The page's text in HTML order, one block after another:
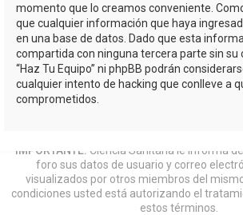
momento que lo creamos conveniente.
que cualquier información que haya
en una base de datos. Dado que esta
compartida con ninguna tercera parte sin su
“Haz Tu Equipo” ni phpBB podrán
cualquier intento de hacking que conlleve a
comprometidos.
IMPORTANTE: Ciencia Sanitaria le informa
foro sus datos de usuario y correo
visualizados por otros miembros del
condiciones usted está autorizando el
estos términos.